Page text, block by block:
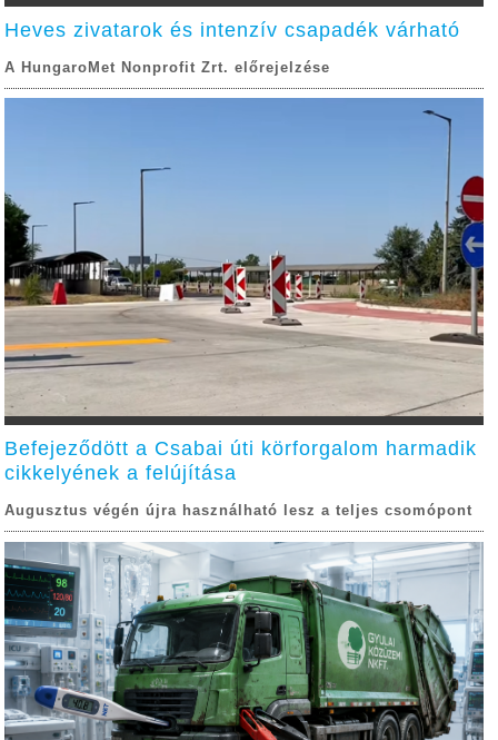
Heves zivatarok és intenzív csapadék várható
A HungaroMet Nonprofit Zrt. előrejelzése
Befejeződött a Csabai úti körforgalom harmadik
cikkelyének a felújítása
Augusztus végén újra használható lesz a teljes csomópont